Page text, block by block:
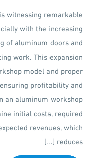
witnessing remarkable
with the increasing
of aluminum doors and
work. This expansion
model and proper
profitability and
an aluminum workshop
initial costs, required
revenues, which
reduces [...]